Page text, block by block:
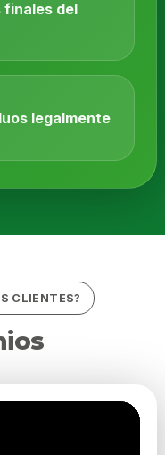
finales del
legalmente
CLIENTES?